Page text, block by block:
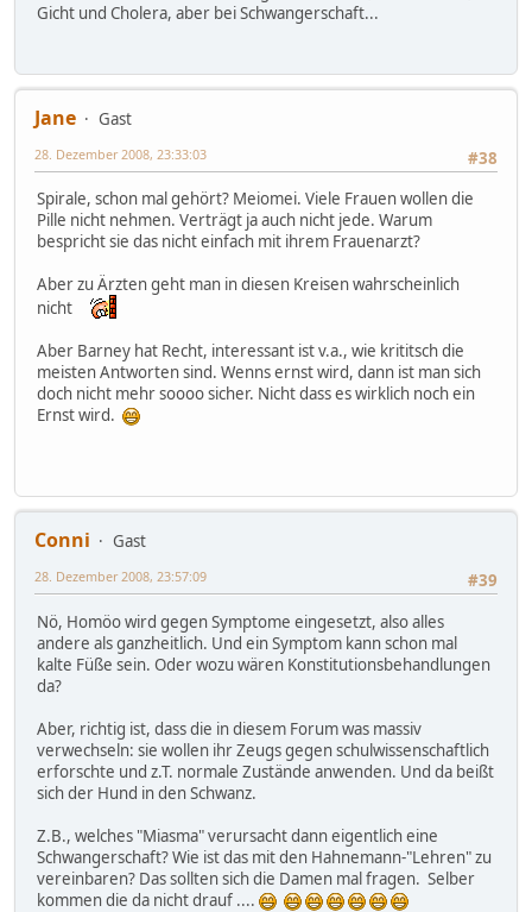
Gicht und Cholera, aber bei Schwangerschaft...
Jane
Gast
#38
28. Dezember 2008, 23:33:03
Spirale, schon mal gehört? Meiomei. Viele Frauen wollen die
Pille nicht nehmen. Verträgt ja auch nicht jede. Warum
bespricht sie das nicht einfach mit ihrem Frauenarzt?
Aber zu Ärzten geht man in diesen Kreisen wahrscheinlich
nicht
Aber Barney hat Recht, interessant ist v.a., wie krititsch die
meisten Antworten sind. Wenns ernst wird, dann ist man sich
doch nicht mehr soooo sicher. Nicht dass es wirklich noch ein
Ernst wird.
Conni
Gast
#39
28. Dezember 2008, 23:57:09
Nö, Homöo wird gegen Symptome eingesetzt, also alles
andere als ganzheitlich. Und ein Symptom kann schon mal
kalte Füße sein. Oder wozu wären Konstitutionsbehandlungen
da?
Aber, richtig ist, dass die in diesem Forum was massiv
verwechseln: sie wollen ihr Zeugs gegen schulwissenschaftlich
erforschte und z.T. normale Zustände anwenden. Und da beißt
sich der Hund in den Schwanz.
Z.B., welches "Miasma" verursacht dann eigentlich eine
Schwangerschaft? Wie ist das mit den Hahnemann-"Lehren" zu
vereinbaren? Das sollten sich die Damen mal fragen. Selber
kommen die da nicht drauf ....